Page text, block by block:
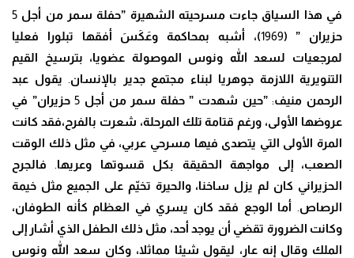
في هذا السياق جاءت مسرحيته الشهيرة ”حفلة سمر من أجل 5
حزيران ” (1969
)، أشبه بمحاكمة وعَكَسَ أفقها تبلورا فعليا
لمرجعيات لسعد الله ونوس الموصولة عضويا، بترسيخ القيم
التنويرية اللازمة جوهريا لبناء مجتمع جدير بالإنسان
يقول عبد
الرحمن منيف:”حين شهدت ” حفلة سمر من أجل 5حزيران” في
عروضها الأولى، ورغم قتامة تلك المرحلة، شعرت بالفرح،فقد كانت
المرة الأولى التي يتصدى فيها مسرحي عربي، في مثل ذلك الوقت
الصعب، إلى مواجهة الحقيقة بكل قسوتها وعريها
فالجرح
الحزيراني كان لم يزل ساخنا، والحيرة تخيّم على الجميع مثل خيمة
الرصاص
أما الوجع فقد كان يسري في العظام كأنه الطوفان،
وكانت الضرورة تقضي أن يوجد أحد، مثل ذلك الطفل الذي أشار إلى
الملك وقال إنه عارٍ ، ليقول شيئا مماثلا، وكان سعد الله ونوس